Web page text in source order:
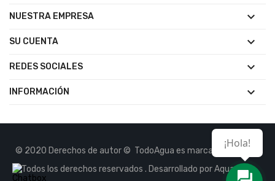
NUESTRA EMPRESA 
SU CUENTA 
REDES SOCIALES 
INFORMACIÓN 
© 2020 Derechos de autor © TodoAgua es marca Registrada.
Todos los derechos reservados . Desarrollado por Aquasoft.
¡Hola!